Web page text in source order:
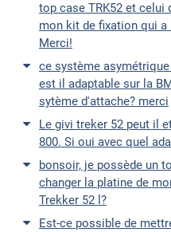
top case TRK52 et celui
mon kit de fixation qui a
Merci!
ce système
est il adaptable sur la
sytème d'attache? merci
Le givi treker 52 peut il
800. Si oui avec quel
bonsoir, je possède un
changer la platine de
Trekker 52 l?
Est-ce possible de